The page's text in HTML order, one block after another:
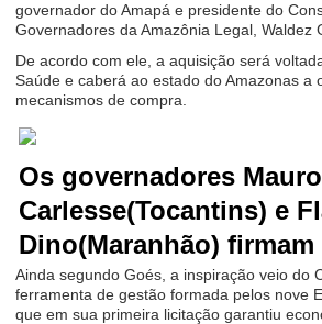
governador do Amapá e presidente do
Governadores da Amazônia Legal, Waldez
De acordo com ele, a aquisição será
Saúde e caberá ao estado do Amazonas a
mecanismos de compra.
Os governadores Mauro
Carlesse(Tocantins) e
Dino(Maranhão) firmam
Ainda segundo Goés, a inspiração veio do
ferramenta de gestão formada pelos nove
que em sua primeira licitação garantiu